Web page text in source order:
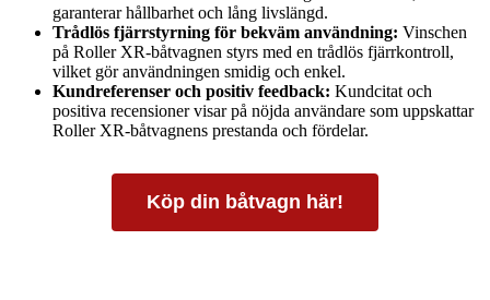
garanterar hållbarhet och lång livslängd.
Trådlös fjärrstyrning för bekväm användning: Vinschen
på Roller XR-båtvagnen styrs med en trådlös fjärrkontroll,
vilket gör användningen smidig och enkel.
Kundreferenser och positiv feedback: Kundcitat och
positiva recensioner visar på nöjda användare som uppskattar
Roller XR-båtvagnens prestanda och fördelar.
Köp din båtvagn här!